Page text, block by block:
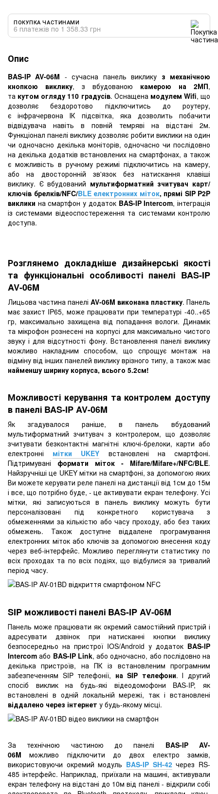
ПОКУПКА ЧАСТИНАМИ
6 платежів по 1 358.33 грн
Опис
BAS-IP AV-06M - сучасна панель виклику з механічною
кнопкою виклику, з вбудованою камерою на 2МП,
та кутом огляду 110 градусів. Оснащена модулем Wifi, що
дозволяє бездоротово підключитись до роутеру,
є інфрачервона ІК підсвітка, яка дозволить побачити
відвідувача навіть в повній темряві на відстані 2м.
Функціонал панелі виклику дозволяє робити виклики на один
чи одночасно декілька моніторів, одночасно чи послідовно
на декілька додатків встановлених на смартфонах, а також
є можливість в ручному режимі підключитись на камеру,
або на двосторонній зв'язок без натискання клавіші
виклику. Є вбудований мультиформатний зчитувач карт/
ключів брелків/NFC/BLE електронних міток, прямі SIP P2P
виклики на смартфон у додаток BAS-IP Intercom, інтеграція
із системами відеоспостереження та системами контролю
доступа.
Розглянемо докладніше дизайнерські якості
та функціональні особливості панелі BAS-IP
AV-06M
Лицьова частина панелі AV-06M виконана пластику. Панель
має захист IP65, може працювати при температурі -40..+65
гр, максимально захищена від попадання вологи. Динамік
та мікрофон рознесені на корпусі для максимально чистого
звуку і для відсутності фону. Встановлення панелі виклику
можливо накладним способом, що спрощує монтаж на
відміну від інших панелей виклику врізного типу, а також має
найменшу ширину корпуса, всього 5.2см!
Можливості керування та контролем доступу
в панелі BAS-IP AV-06M
Як згадувалося раніше, в панель вбудований
мультиформатний зчитувач з контролером, що дозволяє
зчитувати безконтактні магнітні ключі-брелоки, карти або
електронні мітки UKEY встановлені на смартфоні.
Підтримувані формати міток - Mifare/Mifare+/NFC/BLE.
Найзручніші це UKEY мітки на смартфоні, за допомогою яких
Ви можете керувати реле панелі на дистанції від 1см до 15м
і все, що потрібно буде, - це активувати екран телефону. Усі
мітки, які записуються в панель виклику можуть бути
персоналізовані під конкретного користувача з
обмеженнями за кількістю або часу проходу, або без таких
обмежень. Також доступне віддалене програмування
електронних міток або ключів за допомогою внесення коду
через веб-інтерфейс. Можливо переглянути статистику по
всіх проходах та по всіх подіях, що відбулися за тривалий
період часу.
SIP можливості панелі BAS-IP AV-06M
Панель може працювати як окремий самостійний пристрій і
адресувати дзвінок при натисканні кнопки виклику
безпосередньо на пристрої IOS/Android у додаток BAS-IP
Intercom або BAS-IP Link, або одночасно, або послідовно на
декілька пристроїв, на ПК із встановленим програмним
забезпеченням SIP телефонії, на SIP телефони. І другий
спосіб виклик на будь-які відеодомофони BAS-IP, як
встановлені в одній локальній мережі, так і встановлені
віддалено через інтернет у будь-якому місці.
За технічною частиною до панелі BAS-IP AV-
06Mможливо підключити до двох електро замків,
використовуючи окремий модуль BAS-IP SH-42через RS-
485 інтерфейс. Наприклад, приїхали на машині, активували
екран телефону на відстані до 10м від панелі - відкрили собі